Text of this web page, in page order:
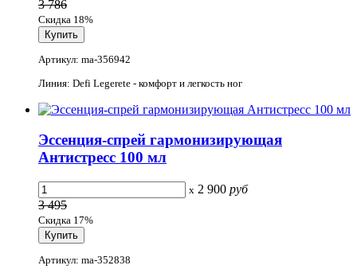
3 786
Скидка 18%
Артикул: ma-356942
Линия: Defi Legerete - комфорт и легкость ног
Эссенция-спрей гармонизирующая
Антистресс 100 мл
x 2 900 руб
3 495
Скидка 17%
Артикул: ma-352838